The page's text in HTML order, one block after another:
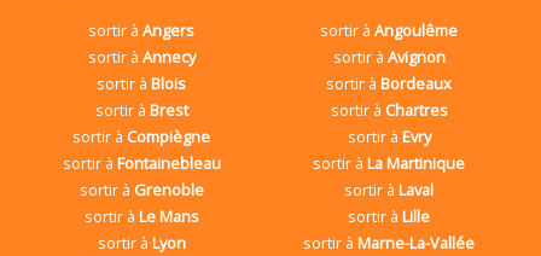
sortir àAngers sortir àAngoulême
sortir à Annecy sortir à Avignon
sortir àBlois sortir àBordeaux
sortir à Brest sortir à Chartres
sortir à Compiègne sortir à Evry
sortir à Fontainebleau sortir àLa Martinique
sortir à Grenoble sortir àLaval
sortir à Le Mans sortir àLille
sortir à Lyon sortir àMarne-La-Vallée